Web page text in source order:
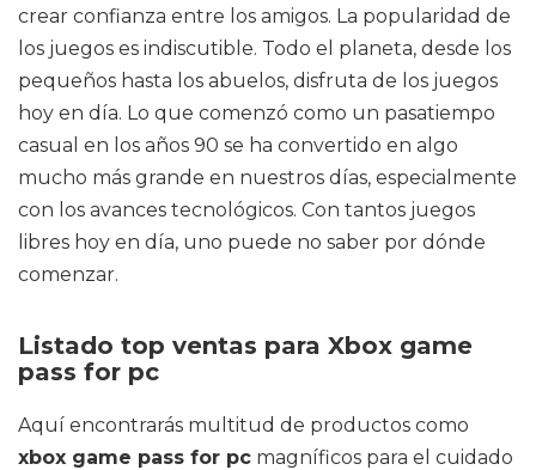
crear confianza entre los amigos. La popularidad de
los juegos es indiscutible. Todo el planeta, desde los
pequeños hasta los abuelos, disfruta de los juegos
hoy en día. Lo que comenzó como un pasatiempo
casual en los años 90 se ha convertido en algo
mucho más grande en nuestros días, especialmente
con los avances tecnológicos. Con tantos juegos
libres hoy en día, uno puede no saber por dónde
comenzar.
Listado top ventas para Xbox game
pass for pc
Aquí encontrarás multitud de productos como
xbox game pass for pc magníficos para el cuidado